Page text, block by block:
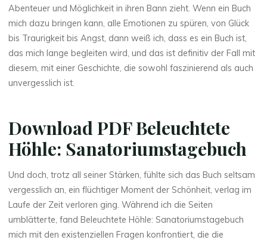
Abenteuer und Möglichkeit in ihren Bann zieht. Wenn ein Buch
mich dazu bringen kann, alle Emotionen zu spüren, von Glück
bis Traurigkeit bis Angst, dann weiß ich, dass es ein Buch ist,
das mich lange begleiten wird, und das ist definitiv der Fall mit
diesem, mit einer Geschichte, die sowohl faszinierend als auch
unvergesslich ist.
Download PDF Beleuchtete
Höhle: Sanatoriumstagebuch
Und doch, trotz all seiner Stärken, fühlte sich das Buch seltsam
vergesslich an, ein flüchtiger Moment der Schönheit, verlag im
Laufe der Zeit verloren ging. Während ich die Seiten
umblätterte, fand Beleuchtete Höhle: Sanatoriumstagebuch
mich mit den existenziellen Fragen konfrontiert, die die